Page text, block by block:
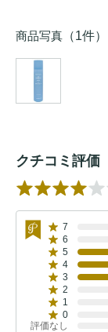
商品写真 （1件）
クチコミ評価
7
6
5
4
3
2
1
0
評価なし